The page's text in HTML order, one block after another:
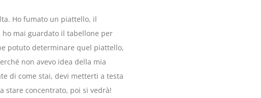
Ho fumato un piattello, il
mai guardato il tabellone per
potuto determinare quel piattello,
non avevo idea della mia
di come stai, devi metterti a testa
stare concentrato, poi si vedrà!